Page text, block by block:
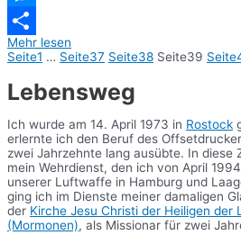
Messenger
Teilen
Mehr lesen
Seite1 … Seite37 Seite38 Seite39 Seite
Lebensweg
Ich wurde am 14. April 1973 in Rostock
erlernte ich den Beruf des
zwei Jahrzehnte lang ausübte. In diese
mein Wehrdienst, den ich von April
unserer Luftwaffe in Hamburg und
ging ich im Dienste meiner damaligen
der Kirche Jesu Christi der Heiligen der
(Mormonen), als Missionar für zwei